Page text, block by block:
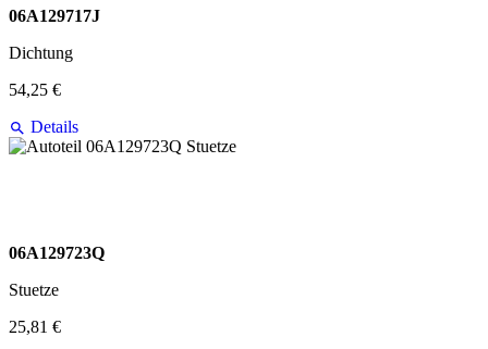
06A129717J
Dichtung
54,25 €
Details
06A129723Q
Stuetze
25,81 €